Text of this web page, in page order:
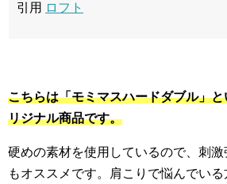
引用 ロフト
こちらは「モミマスハードダブル」
リジナル商品です。
硬めの素材を使用しているので、刺
もオススメです。肩こりで悩んでい